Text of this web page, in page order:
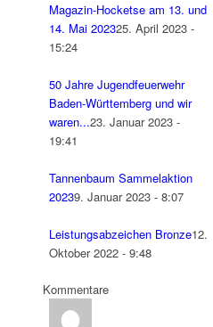
Magazin-Hocketse am 13. und
14. Mai 202325. April 2023 -
15:24
50 Jahre Jugendfeuerwehr
Baden-Württemberg und wir
waren...23. Januar 2023 -
19:41
Tannenbaum Sammelaktion
20239. Januar 2023 - 8:07
Leistungsabzeichen Bronze12.
Oktober 2022 - 9:48
Kommentare